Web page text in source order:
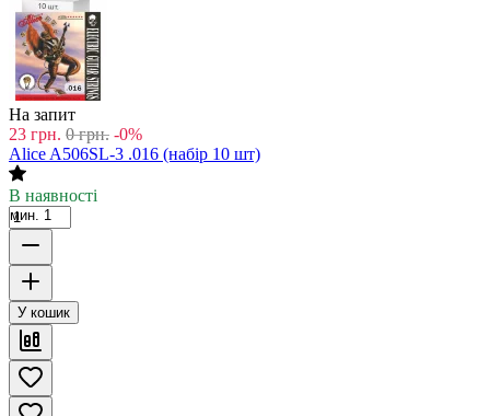
На запит
23 грн. 0 грн. -0%
Alice A506SL-3 .016 (набір 10 шт)
В наявності
мин. 1
У кошик